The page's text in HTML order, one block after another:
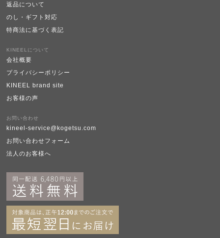
返品について
のし・ギフト対応
特商法に基づく表記
KINEELについて
会社概要
プライバシーポリシー
KINEEL brand site
お客様の声
お問い合わせ
kineel-service@kogetsu.com
お問い合わせフォーム
法人のお客様へ